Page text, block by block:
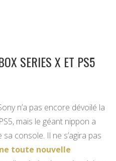
SERIES X ET PS5
n’a pas encore dévoilé la
mais le géant nippon a
console. Il ne s’agira pas
toute nouvelle